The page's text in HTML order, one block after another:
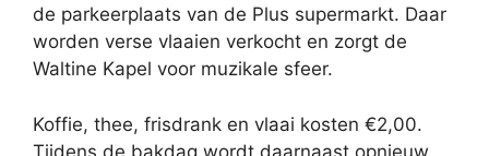
de parkeerplaats van de Plus supermarkt. Daar
worden verse vlaaien verkocht en zorgt de
Waltine Kapel voor muzikale sfeer.
Koffie, thee, frisdrank en vlaai kosten €2,00.
Tijdens de bakdag wordt daarnaast opnieuw